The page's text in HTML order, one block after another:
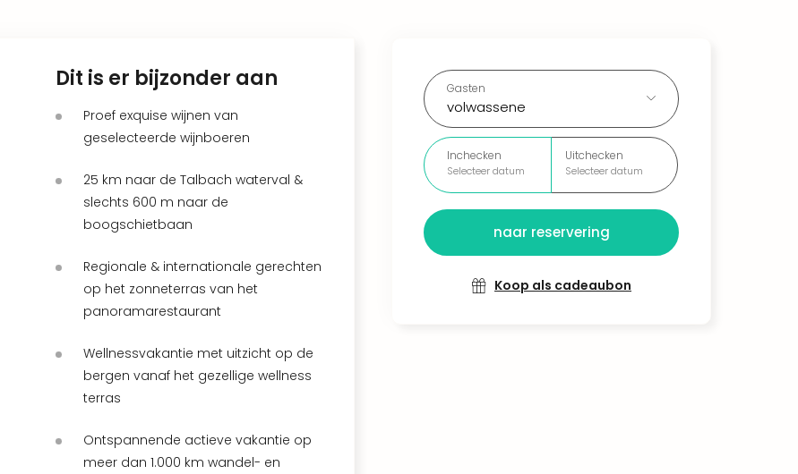
Gasten
volwassene
Inchecken
Selecteer datum
Uitchecken
Selecteer datum
naar reservering
Koop als cadeaubon
Dit is er bijzonder aan
Proef exquise wijnen van
geselecteerde wijnboeren
25 km naar de Talbach waterval &
slechts 600 m naar de
boogschietbaan
Regionale & internationale gerechten
op het zonneterras van het
panoramarestaurant
Wellnessvakantie met uitzicht op de
bergen vanaf het gezellige wellness
terras
Ontspannende actieve vakantie op
meer dan 1.000 km wandel- en